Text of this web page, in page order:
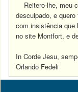
Reitero-lhe, meu
desculpado, e
com insistência que
no site Montfort, e
In Corde Jesu,
Orlando Fedeli